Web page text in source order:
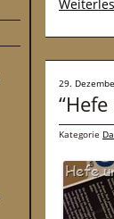
29.
Kategorie